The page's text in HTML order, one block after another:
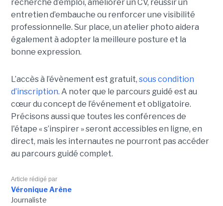
recherche d’emploi, améliorer un CV, réussir un
entretien d’embauche ou renforcer une visibilité
professionnelle. Sur place, un atelier photo aidera
également à adopter la meilleure posture et la
bonne expression.
L’accès à l’évènement est gratuit, sous condition
d’inscription. A noter que le parcours guidé est au
cœur du concept de l’événement et obligatoire.
Précisons aussi que toutes les conférences de
l'étape « s’inspirer » seront accessibles en ligne, en
direct, mais les internautes ne pourront pas accéder
au parcours guidé complet.
Article rédigé par
Véronique Arène
Journaliste